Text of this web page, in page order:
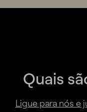
Quais
Ligue para nós e